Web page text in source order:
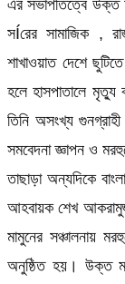
এর সভাপতিত্বে উক্ত
সÍরের সামাজিক ,
শাখাওয়াত দেশে
হলে হাসপাতালে
তিনি অসংখ্য
সমবেদনা জ্ঞাপন ও
তাছাড়া অন্যদিকে
আহবায়ক শেখ
মামুনের সঞ্চালনায়
অনুষ্ঠিত হয়। উক্ত